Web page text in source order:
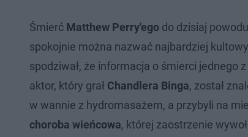
Śmierć Matthew Perry'ego do dzisiaj
spokojnie można nazwać najbardziej
spodziwał, że informacja o śmierci jednego
aktor, który grał Chandlera Binga, został
w wannie z hydromasażem, a przybyli na
choroba wieńcowa, której zaostrzenie